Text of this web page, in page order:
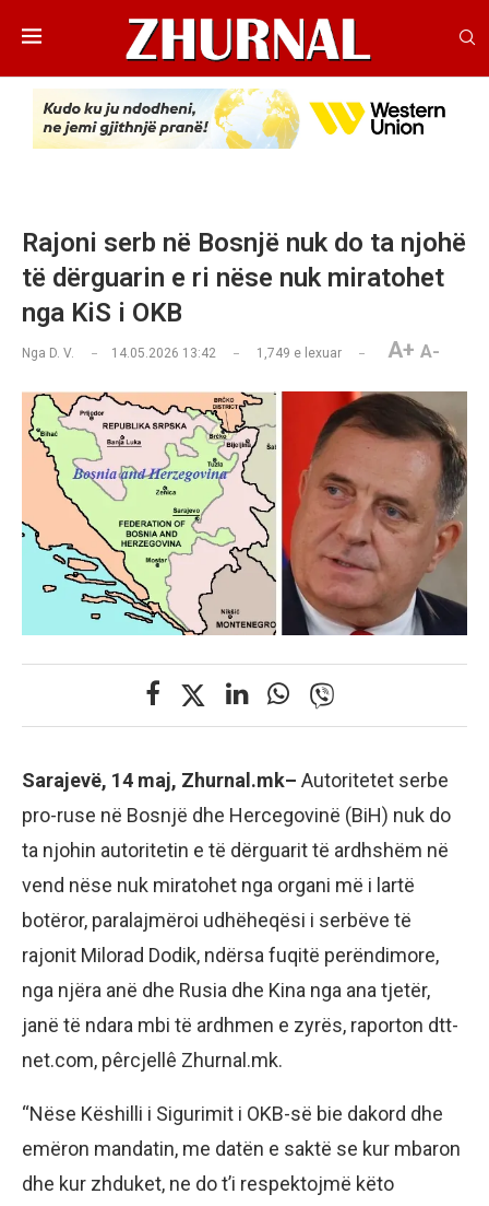
Rajoni serb në Bosnjë nuk do ta njohë
të dërguarin e ri nëse nuk miratohet
nga KiS i OKB
Nga D. V. 14.05.2026 13:42 1,749 e lexuar A+ A-
Sarajevë, 14 maj, Zhurnal.mk– Autoritetet serbe
pro-ruse në Bosnjë dhe Hercegovinë (BiH) nuk do
ta njohin autoritetin e të dërguarit të ardhshëm në
vend nëse nuk miratohet nga organi më i lartë
botëror, paralajmëroi udhëheqësi i serbëve të
rajonit Milorad Dodik, ndërsa fuqitë perëndimore,
nga njëra anë dhe Rusia dhe Kina nga ana tjetër,
janë të ndara mbi të ardhmen e zyrës, raporton dtt-
net.com, pêrcjellê Zhurnal.mk.
“Nëse Këshilli i Sigurimit i OKB-së bie dakord dhe
emëron mandatin, me datën e saktë se kur mbaron
dhe kur zhduket, ne do t’i respektojmë këto